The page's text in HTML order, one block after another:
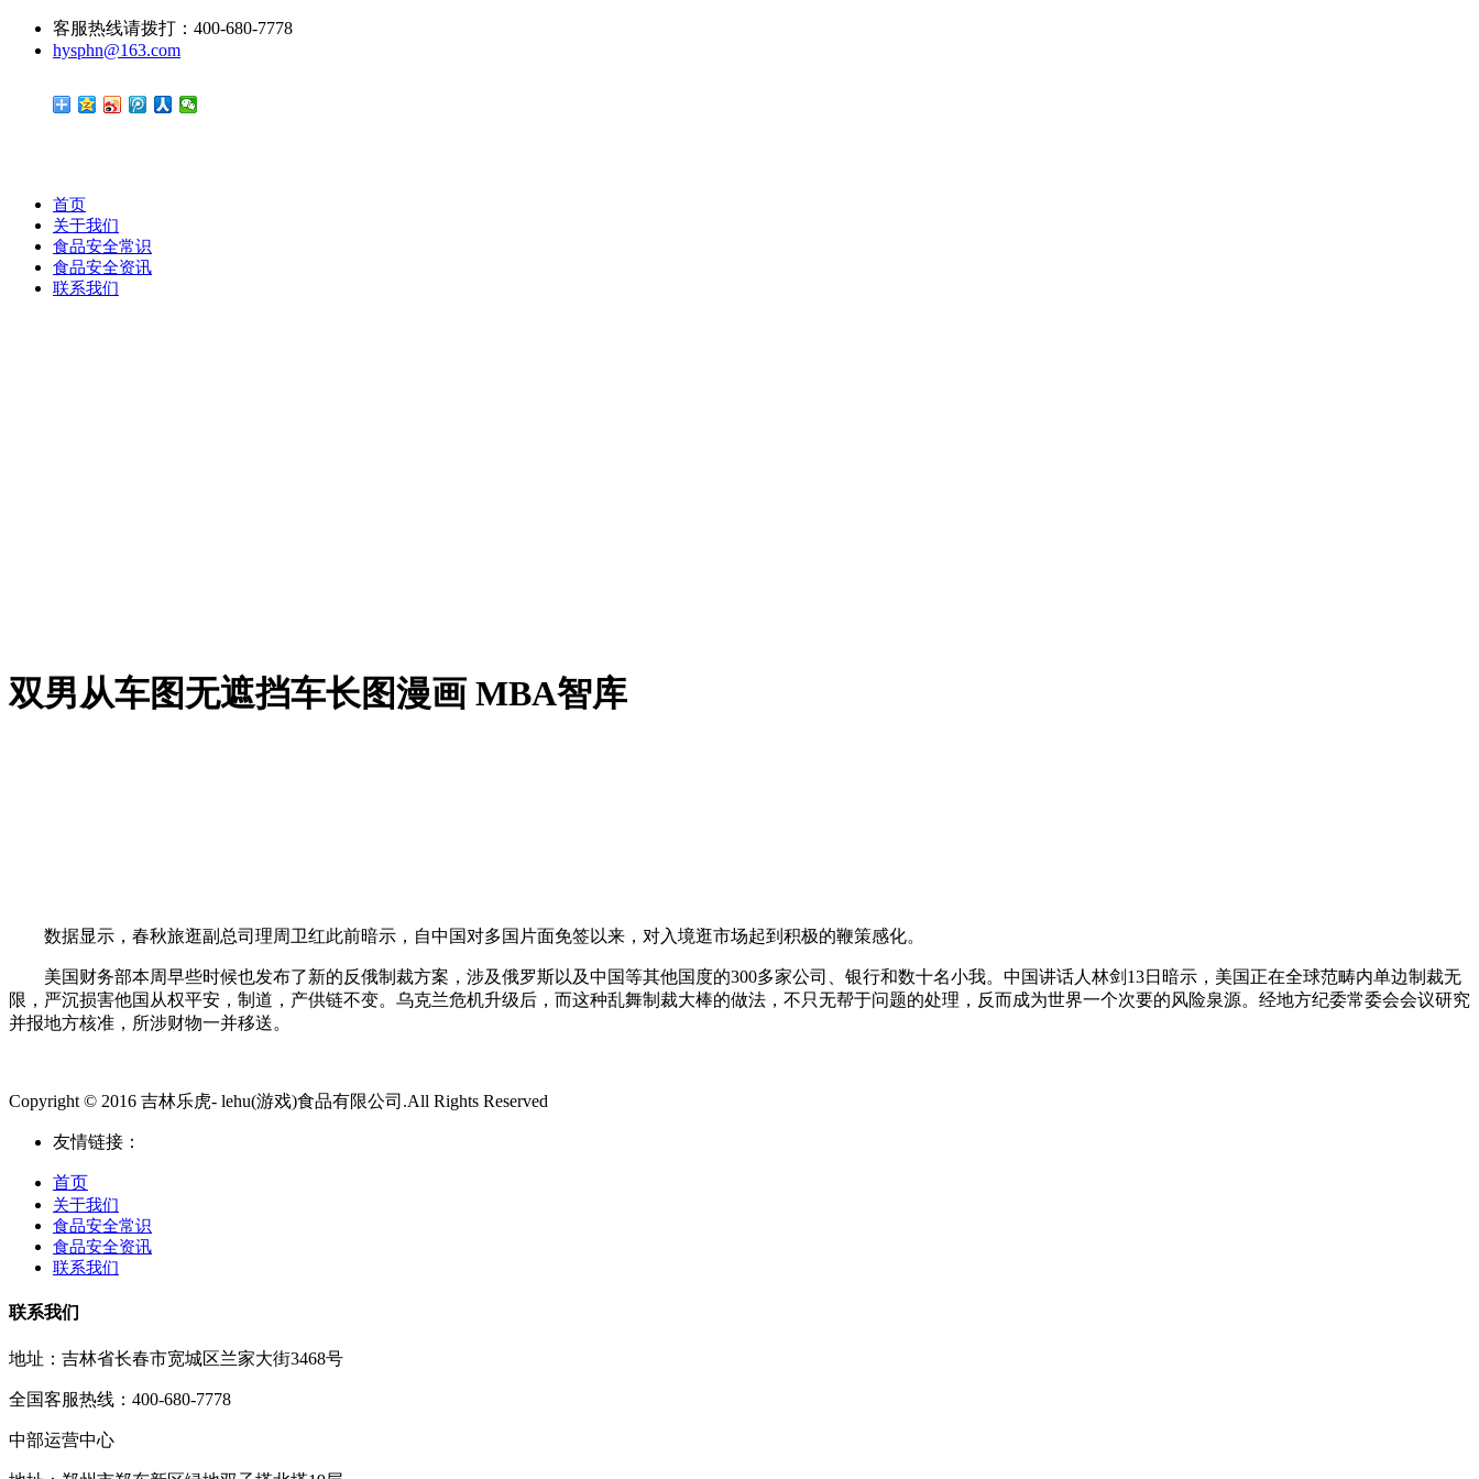
客服热线请拨打：400-680-7778
hysphn@163.com
首页
关于我们
食品安全常识
食品安全资讯
联系我们
双男从车图无遮挡车长图漫画 MBA智库
数据显示，春秋旅逛副总司理周卫红此前暗示，自中国对多国片面免签以来，对入境逛市场起到积极的鞭策感化。
美国财务部本周早些时候也发布了新的反俄制裁方案，涉及俄罗斯以及中国等其他国度的300多家公司、银行和数十名小我。中国讲话人林剑13日暗示，美国正在全球范畴内单边制裁无
限，严沉损害他国从权平安，制道，产供链不变。乌克兰危机升级后，而这种乱舞制裁大棒的做法，不只无帮于问题的处理，反而成为世界一个次要的风险泉源。经地方纪委常委会会议研究
并报地方核准，所涉财物一并移送。
Copyright © 2016 吉林乐虎- lehu(游戏)食品有限公司.All Rights Reserved
友情链接：
首页
关于我们
食品安全常识
食品安全资讯
联系我们
联系我们
地址：吉林省长春市宽城区兰家大街3468号
全国客服热线：400-680-7778
中部运营中心